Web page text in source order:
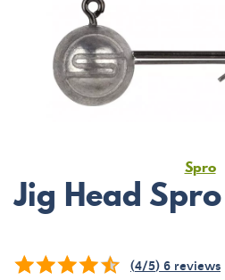
Spro
Jig Head
(4/5) 6 reviews